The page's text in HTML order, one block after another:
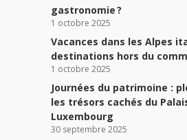
gastronomie ?
1 octobre 2025
Vacances dans les Alpes
destinations hors du
1 octobre 2025
Journées du patrimoine :
les trésors cachés du
Luxembourg
30 septembre 2025